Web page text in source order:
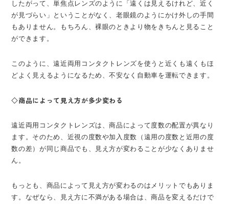
したがって、単焦点レンズのように「遠くは見えるけれど、近く
が見づらい」ということがなく、老眼鏡のようにかけ外しの手間
もありません。もちろん、裸眼のときより物をきちんと見ること
ができます。
このように、遠近両用コンタクトレンズを使うと近くも遠くもほ
どよく見えるようになるため、不安なく自動車を運転できます。
◇商品によって見え方が多少変わる
遠近両用コンタクトレンズは、商品によって度数の配置が異なり
ます。そのため、近視の度数や加入度数（遠用の度数と近用の度
数の差）が同じ商品でも、見え方が変わることが少なくありませ
ん。
もっとも、商品によって見え方が変わるのはメリットでもありま
す。なぜなら、見え方に不満がある場合は、商品を変えるだけで